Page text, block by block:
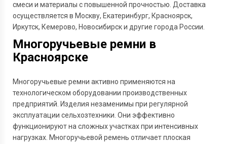
смеси и материалы с повышенной прочностью. Доставка
осуществляется в Москву, Екатеринбург, Красноярск,
Иркутск, Кемерово, Новосибирск и другие города России.
Многоручьевые ремни в
Красноярске
Многоручьевые ремни активно применяются на
технологическом оборудовании производственных
предприятий. Изделия незаменимы при регулярной
эксплуатации сельхозтехники. Они эффективно
функционируют на сложных участках при интенсивных
нагрузках. Многоручьевой ремень отличает плоская